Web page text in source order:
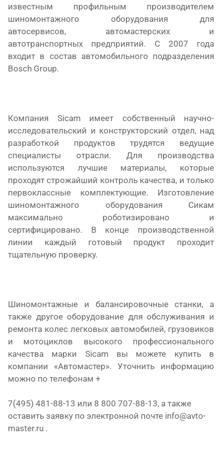
известным профильным производителем
шиномонтажного оборудования для
автосервисов, автомастерских и
автотранспортных предприятий. С 2007 года
входит в состав автомобильного подразделения
Bosch Group.
Компания Sicam
имеет собственный научно-
исследовательский и конструкторский отдел, над
разработкой продуктов трудятся ведущие
специалисты отрасли. Для производства
используются лучшие материалы, которые
проходят строжайший контроль качества, и только
первоклассные комплектующие. Изготовление
шиномонтажного оборудования Сикам
максимально роботизировано и
сертифицировано. В конце производственной
линии каждый готовый продукт проходит
тщательную проверку.
Шиномонтажные и балансировочные станки, а
также другое оборудование для обслуживания и
ремонта колес легковых автомобилей, грузовиков
и мотоциклов высокого профессионального
качества марки Sicam
вы можете купить в
компании «Автомастер». Уточнить информацию
можно по телефонам +
7(495) 481-88-13 или 8 800 707-88-13, а также
оставить заявку по электронной почте info@avto-
master.ru .